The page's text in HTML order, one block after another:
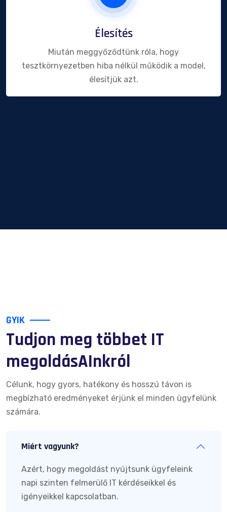
Élesítés
Miután meggyőződtünk róla, hogy
tesztkörnyezetben hiba nélkül működik a model,
élesítjük azt.
GYIK
Tudjon meg többet IT
megoldásAInkról
Célunk, hogy gyors, hatékony és hosszú távon is
megbízható eredményeket érjünk el minden ügyfelünk
számára.
Miért vagyunk?
Azért, hogy megoldást nyújtsunk ügyfeleink
napi szinten felmerülő IT kérdéseikkel és
igényeikkel kapcsolatban.